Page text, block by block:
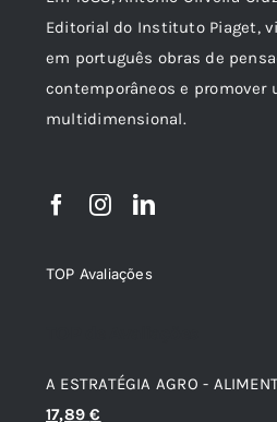
Editorial do Instituto Piaget,
em português obras de
contemporâneos e promover
multidimensional.
TOP Avaliações
A ESTRATÉGIA AGRO -
O
17,89€